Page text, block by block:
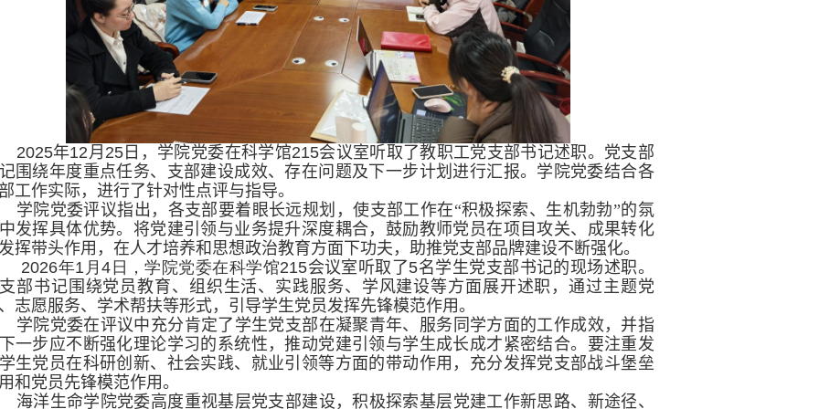
2025年12月 25 日，学院党委在科学馆215会议室听取了教职工党支部书记述职。党支部
围绕年度重点任务、支部建设成效、存在问题及下一步计划进行汇报。学院党委结合各
工作实际，进行了针对性点评与指导。
学院党委评议指出，各支部要着眼长远规划，使支部工作在“积极探索、生机勃勃”的氛
发挥具体优势。 将党建引领与业务提升深度耦合， 鼓励教师党员在项目攻关、成果转化
挥带头作用，在人才培养和思想政治教育方面下功夫 ，助推党支部品牌建设不断强化。
2026年1 月4 日，学院党委在科学馆215会议室听取了5名学生党支部书记的现场述职。
部书记围绕党员教育、组织生活、实践服务、学风建设等方面展开述职 ，通过主题党
志愿服务、学术帮扶等形式，引导学生党员发挥先锋模范作用。
学院党委在评议中充分肯定了学生党支部在凝聚青年、服务同学方面的工作成效，并指
一步应不断强化理论学习的系统性，推动党建引领与学生成长成才紧密结合。要注重发
生党员在科研创新、社会实践、就业引领等方面的带动作用，充分发挥党支部战斗堡垒
和党员先锋模范作用。
海洋生命学院党委高度重视基层党支部建设，积极探索基层党建工作新思路、新途径、